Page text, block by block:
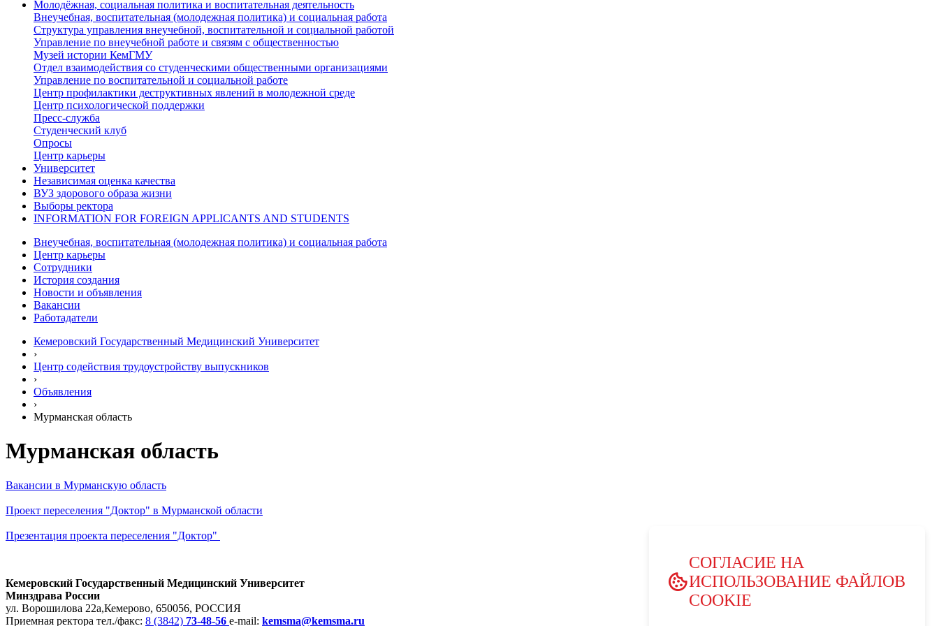
Молодёжная, социальная политика и воспитательная деятельность
Внеучебная, воспитательная (молодежная политика) и социальная работа
Структура управления внеучебной, воспитательной и социальной работой
Управление по внеучебной работе и связям с общественностью
Музей истории КемГМУ
Отдел взаимодействия со студенческими общественными организациями
Управление по воспитательной и социальной работе
Центр профилактики деструктивных явлений в молодежной среде
Центр психологической поддержки
Пресс-служба
Студенческий клуб
Опросы
Центр карьеры
Университет
Независимая оценка качества
ВУЗ здорового образа жизни
Выборы ректора
INFORMATION FOR FOREIGN APPLICANTS AND STUDENTS
Внеучебная, воспитательная (молодежная политика) и социальная работа
Центр карьеры
Сотрудники
История создания
Новости и объявления
Вакансии
Работадатели
Кемеровский Государственный Медицинский Университет
›
Центр содействия трудоустройству выпускников
›
Объявления
›
Мурманская область
Мурманская область
Вакансии в Мурманскую область
Проект переселения "Доктор" в Мурманской области
Презентация проекта переселения "Доктор"
Кемеровский Государственный Медицинский Университет
Минздрава России
ул. Ворошилова 22а,Кемерово, 650056, РОССИЯ
Приемная ректора тел./факс: 8 (3842) 73-48-56 e-mail: kemsma@kemsma.ru
СОГЛАСИЕ НА
ИСПОЛЬЗОВАНИЕ ФАЙЛОВ
COOKIE